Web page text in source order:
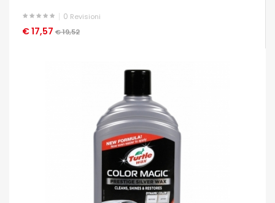
0 Revisioni
€ 17,57 € 19,52
OCCHIATA VELOCE